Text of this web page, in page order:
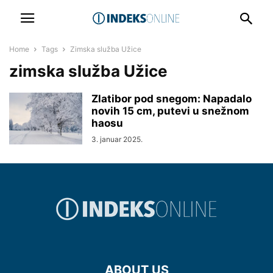
Home Tags Zimska služba Užice
zimska služba Užice
Zlatibor pod snegom: Napadalo
novih 15 cm, putevi u snežnom
haosu
3. januar 2025.
ABOUT US